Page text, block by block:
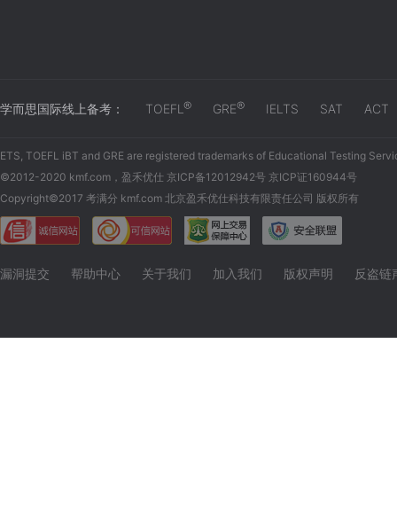
学而思国际线上备考： TOEFL ® GRE® IELTS SAT ACT
ETS, TOEFL iBT and GRE are registered trademarks of Educational Testing
©2012-2020 kmf.com，盈禾优仕 京ICP备12012942号 京ICP证160944号
Copyright©2017 考满分 kmf.com 北京盈禾优仕科技有限责任公司 版权所有
漏洞提交 帮助中心 关于我们 加入我们 版权声明 反盗链